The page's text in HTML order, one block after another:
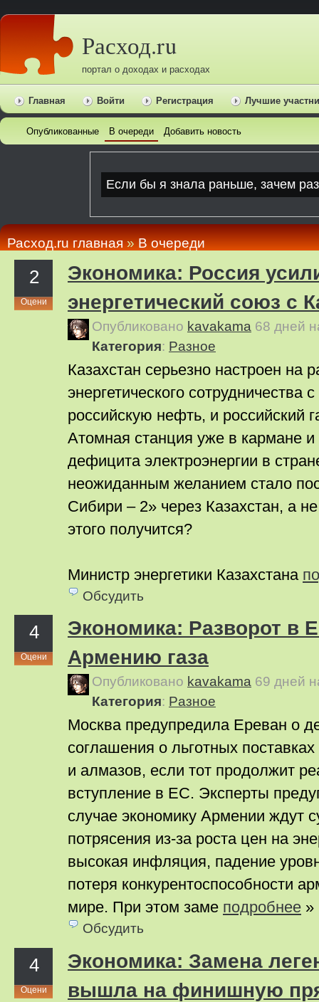
Расход.ru
портал о доходах и расходах
Главная Войти Регистрация Лучшие
Опубликованные В очереди Добавить новость
Расход.ru главная»В очереди
2
Оцени
Экономика: Россия
энергетический союз с
Опубликовано kavakama 68 дней
Категория: Pазное
Казахстан серьезно настроен на
энергетического сотрудничества
российскую нефть, и российский
Атомная станция уже в кармане и
дефицита электроэнергии в
неожиданным желанием стало
Сибири – 2» через Казахстан, а
этого получится?
Министр энергетики Казахстана
Обсудить
4
Оцени
Экономика: Разворот в
Армению газа
Опубликовано kavakama 69 дней
Категория: Pазное
Москва предупредила Ереван о
соглашения о льготных
и алмазов, если тот продолжит
вступление в ЕС. Эксперты
случае экономику Армении ждут
потрясения из-за роста цен на
высокая инфляция, падение
потеря конкурентоспособности
мире. При этом заме подробнее »
Обсудить
4
Оцени
Экономика: Замена
вышла на финишную